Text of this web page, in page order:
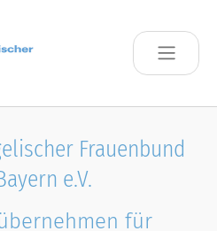
Frauenbund
e.V.
für